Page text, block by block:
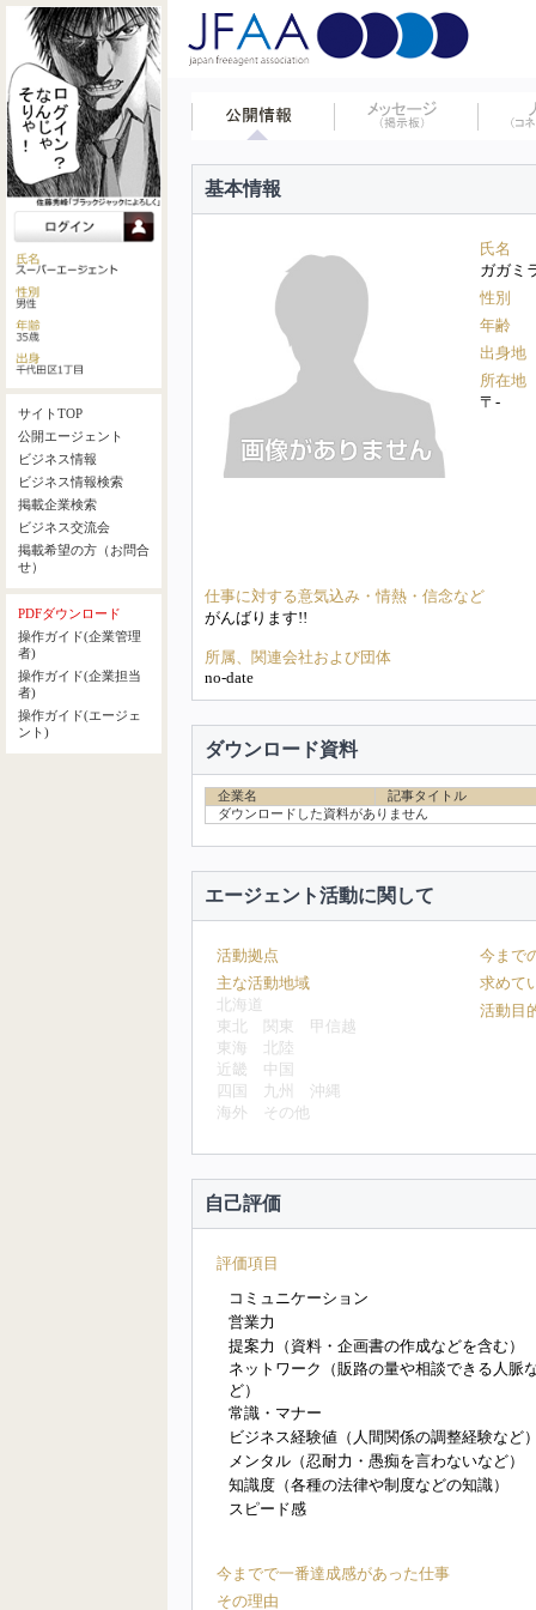
サイトTOP
公開エージェント
ビジネス情報
ビジネス情報検索
掲載企業検索
ビジネス交流会
掲載希望の方（お問合
せ）
PDFダウンロード
操作ガイド(企業管理
者)
操作ガイド(企業担当
者)
操作ガイド(エージェ
ント)
基本情報
氏名
ガガミ
性別
年齢
出身地
所在地
〒-
仕事に対する意気込み・情熱・信念など
がんばります!!
所属、関連会社および団体
no-date
ダウンロード資料
企業名
記事タイトル
ダウンロードした資料がありません
エージェント活動に関して
活動拠点
主な活動地域
北海道
東北
関東
甲信越
東海
北陸
近畿
中国
四国
九州
沖縄
海外
その他
今まで
求めて
活動目
自己評価
評価項目
コミュニケーション
営業力
提案力（資料・企画書の作成などを含む）
ネットワーク（販路の量や相談できる人脈
ど）
常識・マナー
ビジネス経験値（人間関係の調整経験など
メンタル（忍耐力・愚痴を言わないなど）
知識度（各種の法律や制度などの知識）
スピード感
今までで一番達成感があった仕事
その理由